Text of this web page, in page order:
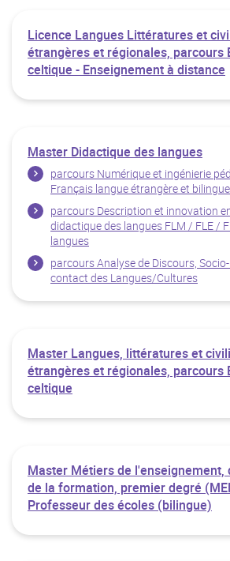
Licence Langues Littératures et
étrangères et régionales, parcours
celtique - Enseignement à distance
Master Didactique des langues
parcours Numérique et ingénierie
Français langue étrangère et bilingue
parcours Description et innovation
didactique des langues FLM / FLE /
langues
parcours Analyse de Discours,
contact des Langues/Cultures
Master Langues, littératures et
étrangères et régionales, parcours
celtique
Master Métiers de l'enseignement,
de la formation, premier degré
Professeur des écoles (bilingue)